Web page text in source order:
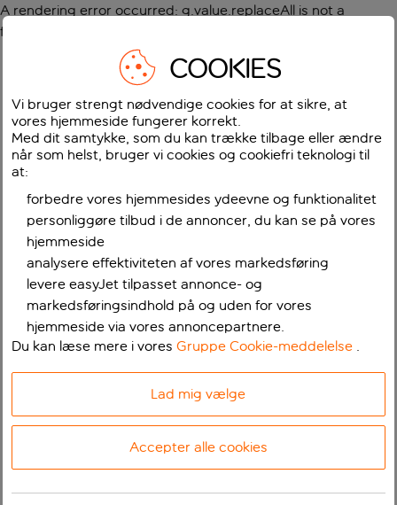
A rendering error occurred: g.value.replaceAll is not a
function
COOKIES
Vi bruger strengt nødvendige cookies for at sikre, at
vores hjemmeside fungerer korrekt.
Med dit samtykke, som du kan trække tilbage eller ændre
når som helst, bruger vi cookies og cookiefri teknologi til
at:
forbedre vores hjemmesides ydeevne og funktionalitet
personliggøre tilbud i de annoncer, du kan se på vores
hjemmeside
analysere effektiviteten af vores markedsføring
levere easyJet tilpasset annonce- og
markedsføringsindhold på og uden for vores
hjemmeside via vores annoncepartnere.
Du kan læse mere i voresGruppe Cookie-meddelelse .
Lad mig vælge
Accepter alle cookies